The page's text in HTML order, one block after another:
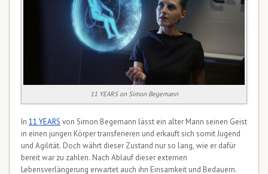
11 YEARS on Simon Begemann
In 11 YEARS von Simon Begemann lässt ein alter Mann seinen Geist
in einen jungen Körper transferieren und erkauft sich somit Jugend
und Agilität. Doch währt dieser Zustand nur so lang, wie er dafür
bereit war zu zahlen. Nach Ablauf dieser externen
Lebensverlängerung erwartet auch ihn Einsamkeit und Bedauern.